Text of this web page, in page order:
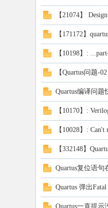
恒
电
【21074】
【171172】
【10198】:
【Quartus问题-
Quartus编译问题
【10170】:
【10028】:
【332148】
Quartus复位语
Quartus 弹出
Quartus一直提示